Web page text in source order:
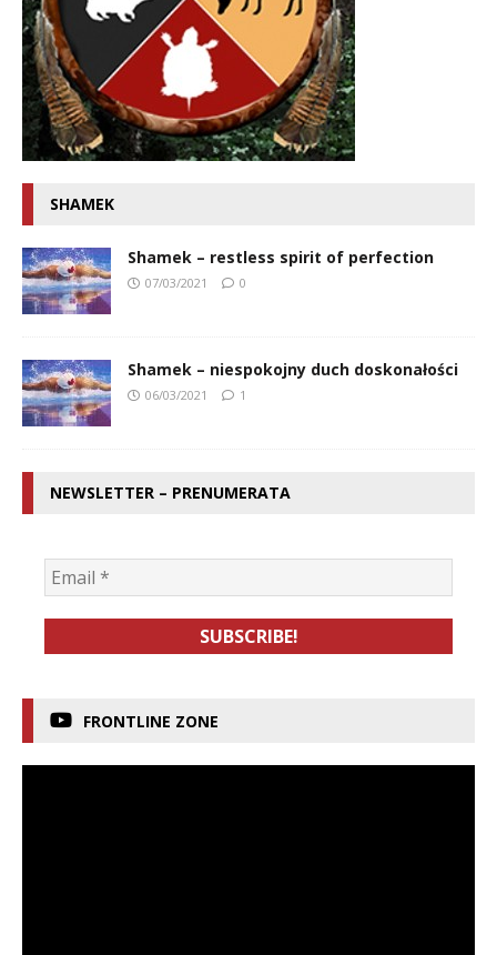
SHAMEK
Shamek – restless spirit of perfection
07/03/2021 0
Shamek – niespokojny duch doskonałości
06/03/2021 1
NEWSLETTER – PRENUMERATA
FRONTLINE ZONE